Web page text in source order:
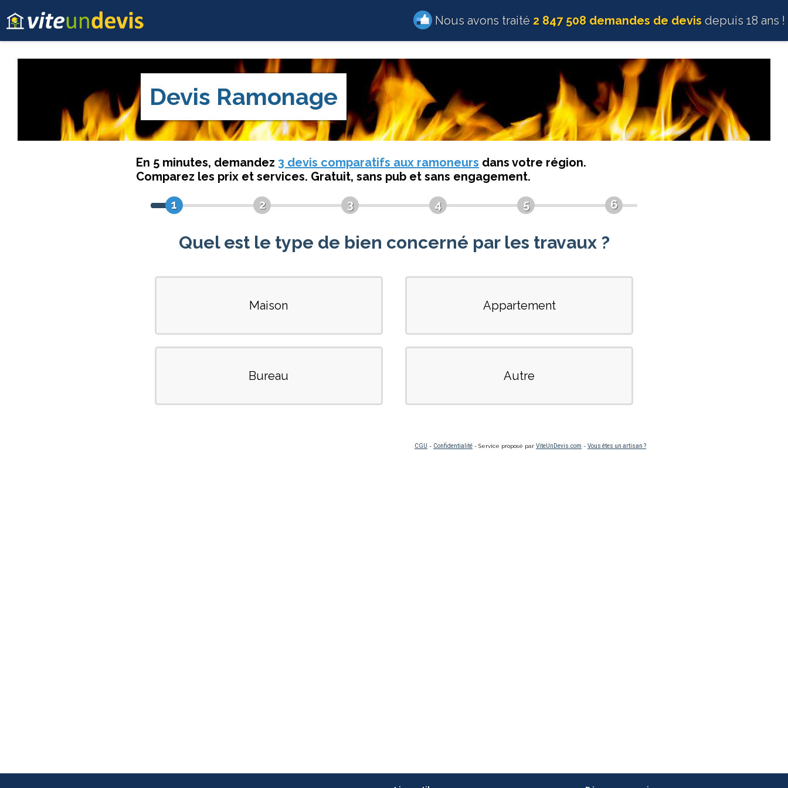
Nous avons traité 2 847 508 demandes de devis depuis 18 ans !
Devis Ramonage
En 5 minutes, demandez 3 devis comparatifs aux ramoneurs dans votre région.
Comparez les prix et services. Gratuit, sans pub et sans engagement.
1
2 3 4 5 6
Quel est le type de bien concerné par les travaux ?
Maison Appartement
Bureau Autre
CGU - Confidentialité - Service proposé par ViteUnDevis.com - Vous êtes un artisan ?